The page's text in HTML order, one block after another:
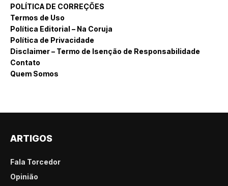
POLÍTICA DE CORREÇÕES
Termos de Uso
Política Editorial – Na Coruja
Política de Privacidade
Disclaimer – Termo de Isenção de Responsabilidade
Contato
Quem Somos
ARTIGOS
Fala Torcedor
Opinião